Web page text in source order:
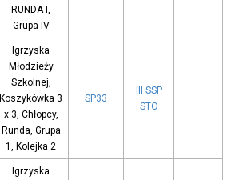
RUNDA I,
Grupa IV
Igrzyska
Młodzieży
Szkolnej,
Koszykówka 3
x 3, Chłopcy,
Runda, Grupa
1, Kolejka 2
SP33
III SSP
STO
Igrzyska